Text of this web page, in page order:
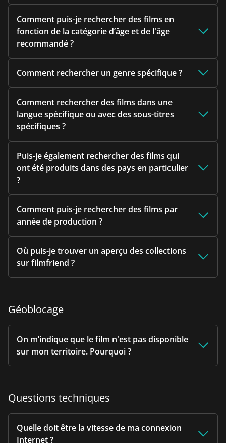
Comment puis-je rechercher des films en
fonction de la catégorie d’âge et de l'âge
recommandé ?
Comment rechercher un genre spécifique ?
Comment rechercher des films dans une
langue spécifique ou avec des sous-titres
spécifiques ?
Puis-je également rechercher des films qui
ont été produits dans des pays en particulier
?
Comment puis-je rechercher des films par
année de production ?
Où puis-je trouver un aperçu des collections
sur filmfriend ?
Géoblocage
On m’indique que le film n'est pas disponible
sur mon territoire. Pourquoi ?
Questions techniques
Quelle doit être la vitesse de ma connexion
Internet ?